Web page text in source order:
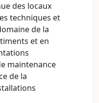
des locaux
techniques et
de la
et en
maintenance
de la